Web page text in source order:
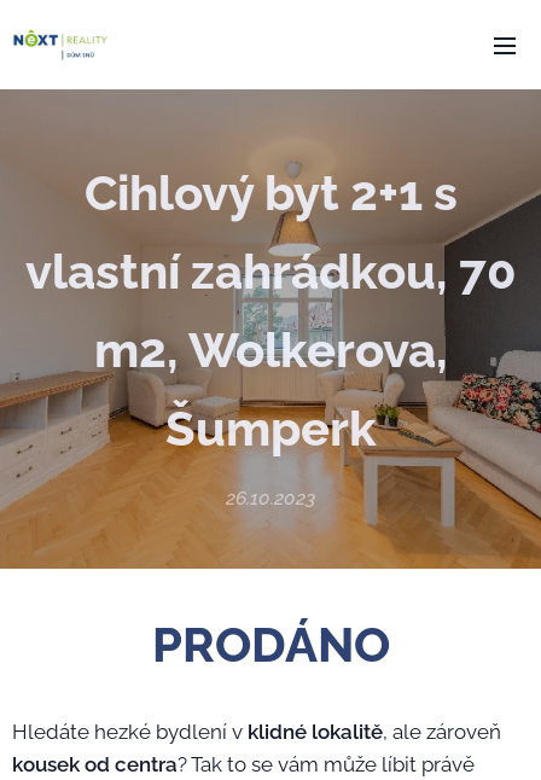
Cihlový byt 2+1 s
vlastní zahrádkou, 70
m2, Wolkerova,
Šumperk
26.10.2023
PRODÁNO
Hledáte hezké bydlení v klidné lokalitě, ale zároveň
kousek od centra? Tak to se vám může líbit právě